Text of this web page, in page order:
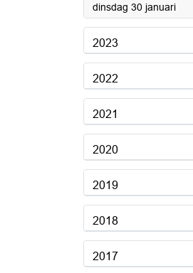
dinsdag 30 januari2024
2023
2022
2021
2020
2019
2018
2017